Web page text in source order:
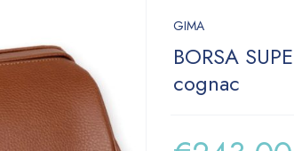
GIMA
BORSA
cognac